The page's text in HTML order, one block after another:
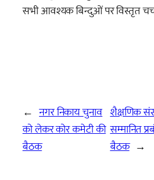
सभी आवश्यक बिन्दुओं पर विस्तृत
← नगर निकाय चुनाव
को लेकर कोर कमेटी की
बैठक
शैक्षणिक
सम्मानित
बैठक →